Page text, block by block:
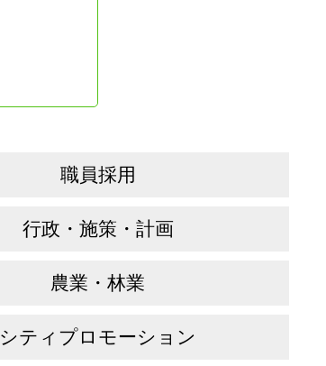
職員採用
行政・施策・計画
農業・林業
シティプロモーション